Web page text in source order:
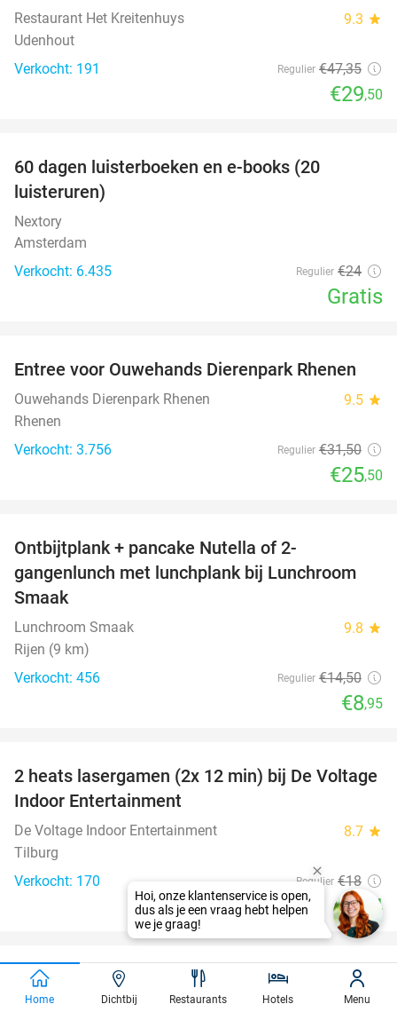
Restaurant Het Kreitenhuys 9.3 star
Udenhout
Verkocht: 191
Regulier €47,35
€29,50
60 dagen luisterboeken en e-books (20
luisteruren)
Nextory
Amsterdam
Verkocht: 6.435
Regulier €24
Gratis
19%
Entree voor Ouwehands Dierenpark Rhenen
Ouwehands Dierenpark Rhenen 9.5 star
Rhenen
Verkocht: 3.756
Regulier €31,50
€25,50
Ontbijtplank + pancake Nutella of 2-
gangenlunch met lunchplank bij Lunchroom
Smaak
Lunchroom Smaak 9.8 star
Rijen (9 km)
Verkocht: 456
Regulier €14,50
€8,95
22%
2 heats lasergamen (2x 12 min) bij De Voltage
Indoor Entertainment
De Voltage Indoor Entertainment 8.7 star
Tilburg
Verkocht: 170
Regulier €18
€14
31%
favorite_border
3-gangen keuzediner bij Brasserie Het
Verlangen
Home Dichtbij Restaurants Hotels Menu